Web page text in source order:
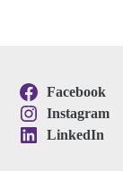
Facebook
Instagram
LinkedIn